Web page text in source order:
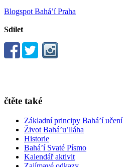
Blogspot Bahá’í Praha
Sdílet
čtěte také
Základní principy Bahá’í učení
Život Bahá’u’lláha
Historie
Bahá’í Svaté Písmo
Kalendář aktivit